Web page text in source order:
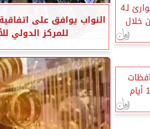
توفير الرعايات والحضانات والطوارئ لـ4
خلال
النواب يوافق على
للمركز الدولي